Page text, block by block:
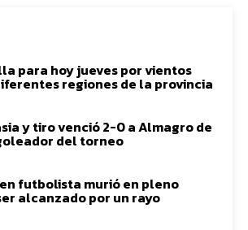
para hoy jueves por vientos
regiones de la provincia
y tiro venció 2-0 a Almagro de
del torneo
futbolista murió en pleno
alcanzado por un rayo